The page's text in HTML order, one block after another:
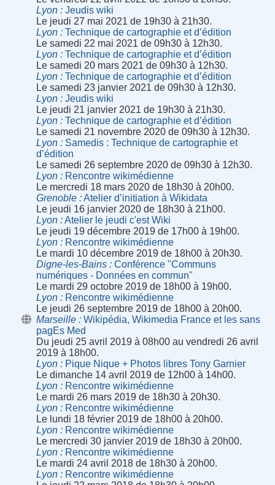
Lyon
Jeudis wiki
Le jeudi 27 mai 2021 de 19h30 à 21h30.
Lyon
Technique de cartographie et d’édition
Le samedi 22 mai 2021 de 09h30 à 12h30.
Lyon
Technique de cartographie et d’édition
Le samedi 20 mars 2021 de 09h30 à 12h30.
Lyon
Technique de cartographie et d’édition
Le samedi 23 janvier 2021 de 09h30 à 12h30.
Lyon
Jeudis wiki
Le jeudi 21 janvier 2021 de 19h30 à 21h30.
Lyon
Technique de cartographie et d’édition
Le samedi 21 novembre 2020 de 09h30 à 12h30.
Lyon
Samedis : Technique de cartographie et
d’édition
Le samedi 26 septembre 2020 de 09h30 à 12h30.
Lyon
Rencontre wikimédienne
Le mercredi 18 mars 2020 de 18h30 à 20h00.
Grenoble
Atelier d’initiation à Wikidata
Le jeudi 16 janvier 2020 de 18h30 à 21h00.
Lyon
Atelier le jeudi c'est Wiki
Le jeudi 19 décembre 2019 de 17h00 à 19h00.
Lyon
Rencontre wikimédienne
Le mardi 10 décembre 2019 de 18h00 à 20h30.
Digne-les-Bains
Conférence "Communs
numériques - Données en commun"
Le mardi 29 octobre 2019 de 18h00 à 19h00.
Lyon
Rencontre wikimédienne
Le jeudi 26 septembre 2019 de 18h00 à 20h00.
Marseille
Wikipédia, Wikimedia France et les sans
pagEs Med
Du jeudi 25 avril 2019 à 08h00 au vendredi 26 avril
2019 à 18h00.
Lyon
Pique Nique + Photos libres Tony Garnier
Le dimanche 14 avril 2019 de 12h00 à 14h00.
Lyon
Rencontre wikimédienne
Le mardi 26 mars 2019 de 18h30 à 20h30.
Lyon
Rencontre wikimédienne
Le lundi 18 février 2019 de 18h00 à 20h00.
Lyon
Rencontre wikimédienne
Le mercredi 30 janvier 2019 de 18h30 à 20h00.
Lyon
Rencontre wikimédienne
Le mardi 24 avril 2018 de 18h30 à 20h00.
Lyon
Rencontre wikimédienne